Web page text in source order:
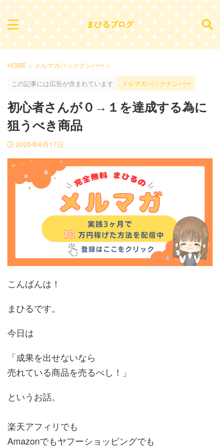
まひるブログ
HOME > メルマガバックナンバー >
この記事には広告が含まれています
メルマガバックナンバー
初心者さんが０→１を達成する為に
狙うべき商品
2025年6月17日
こんばんは！
まひるです。
今日は
「成果を出せないなら
売れている商品を売るべし！」
というお話。
楽天アフィリでも
Amazonでもヤフーショッピングでも